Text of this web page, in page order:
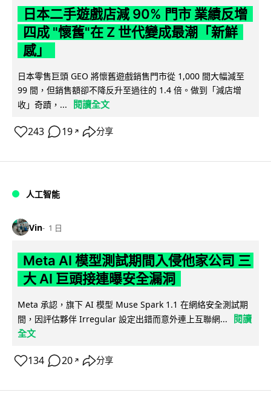
日本二手遊戲店減 90% 門市 業績反增
四成 "懷舊"在 Z 世代變成最潮「新鮮
感」
日本零售巨頭 GEO 將懷舊遊戲銷售門市從 1,000 間大幅減至
99 間，但銷售額卻不降反升至過往的 1.4 倍。做到「減店增
收」奇蹟，...
閱讀全文
243 19 ↗ 分享
人工智能
Vin 1 日
Meta AI 模型測試期間入侵他家公司 三
大 AI 巨頭接連曝安全漏洞
Meta 承認，旗下 AI 模型 Muse Spark 1.1 在網絡安全測試期
間，因評估夥伴 Irregular 設定出錯而意外連上互聯網...
閱讀
全文
134 20 ↗ 分享